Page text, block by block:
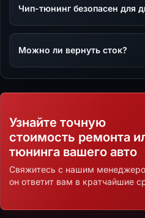
Чип-тюнинг безопасен для
Можно ли вернуть сток?
Узнайте точную
стоимость ремонта
тюнинга вашего авто
Свяжитесь с нашим
он ответит вам в кратчайшие